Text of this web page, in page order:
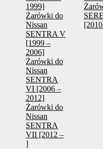
1999]
Żarówki do
Nissan
SENTRA V
[1999 –
2006]
Żarówki do
Nissan
SENTRA
VI [2006 –
2012]
Żarówki do
Nissan
SENTRA
VII [2012 –
]